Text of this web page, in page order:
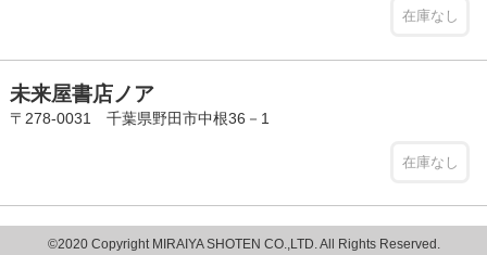
在庫なし
未来屋書店ノア
〒278-0031 千葉県野田市中根36－1
在庫なし
©2020 Copyright MIRAIYA SHOTEN CO.,LTD. All Rights Reserved.